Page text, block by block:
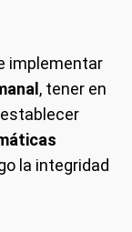
implementar
, tener en
la integridad